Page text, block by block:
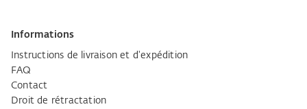
Informations
Instructions de livraison et d'expédition
FAQ
Contact
Droit de rétractation